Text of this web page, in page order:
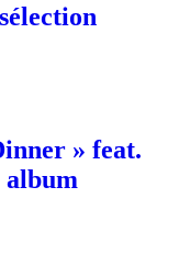
» feat.
album